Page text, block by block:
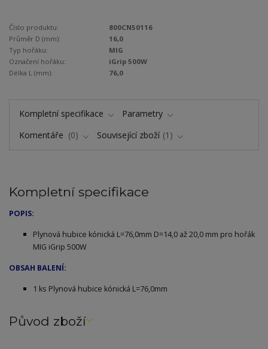
Číslo produktu:
800CN50116
Průměr D (mm):
16,0
Typ hořáku:
MIG
Označení hořáku:
iGrip 500W
Délka L (mm):
76,0
Kompletní specifikace
Parametry
Komentáře
0 Související zboží 1
Kompletní specifikace
POPIS:
Plynová hubice kónická L=76,0mm D=14,0 až 20,0 mm pro hořák
MIG iGrip 500W
OBSAH BALENÍ:
1 ks Plynová hubice kónická L=76,0mm
Původ zboží